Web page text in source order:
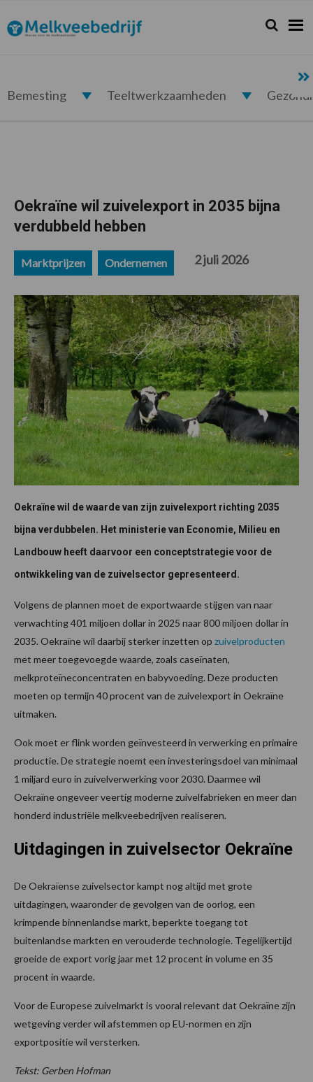
de
hoofdnavigatie
de
hoofd
de
eerste
de
voettekst
Melkveebedrijf.nl Zoeken...
Zoek
Bemesting Teeltwerkzaamheden
Oekraïne wil zuivelexport in 2035 bijna
verdubbeld hebben
Marktprijzen Ondernemen 2 juli 2026
Oekraïne wil de waarde van zijn zuivelexport richting 2035
bijna verdubbelen. Het ministerie van Economie, Milieu en
Landbouw heeft daarvoor een conceptstrategie voor de
ontwikkeling van de zuivelsector gepresenteerd.
Volgens de plannen moet de exportwaarde stijgen van naar
verwachting 401 miljoen dollar in 2025 naar 800 miljoen dollar in
2035. Oekraïne wil daarbij sterker inzetten op zuivelproducten
met meer toegevoegde waarde, zoals caseïnaten,
melkproteïneconcentraten en babyvoeding. Deze producten
moeten op termijn 40 procent van de zuivelexport in Oekraïne
uitmaken.
Ook moet er flink worden geïnvesteerd in verwerking en primaire
productie. De strategie noemt een investeringsdoel van minimaal
1 miljard euro in zuivelverwerking voor 2030. Daarmee wil
Oekraïne ongeveer veertig moderne zuivelfabrieken en meer dan
honderd industriële melkveebedrijven realiseren.
Uitdagingen in zuivelsector Oekraïne
De Oekraïense zuivelsector kampt nog altijd met grote
uitdagingen, waaronder de gevolgen van de oorlog, een
krimpende binnenlandse markt, beperkte toegang tot
buitenlandse markten en verouderde technologie. Tegelijkertijd
groeide de export vorig jaar met 12 procent in volume en 35
procent in waarde.
Voor de Europese zuivelmarkt is vooral relevant dat Oekraïne zijn
wetgeving verder wil afstemmen op EU-normen en zijn
exportpositie wil versterken.
Tekst: Gerben Hofman